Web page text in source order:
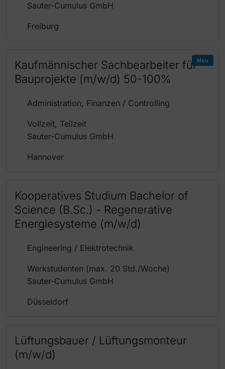
Sauter-Cumulus GmbH
Freiburg
Neu
Kaufmännischer Sachbearbeiter für
Bauprojekte (m/w/d) 50-100%
Administration, Finanzen / Controlling
Vollzeit, Teilzeit
Sauter-Cumulus GmbH
Hannover
Kooperatives Studium Bachelor of
Science (B.Sc.) - Regenerative
Energiesysteme (m/w/d)
Engineering / Elektrotechnik
Werkstudenten (max. 20 Std./Woche)
Sauter-Cumulus GmbH
Düsseldorf
Lüftungsbauer / Lüftungsmonteur
(m/w/d)